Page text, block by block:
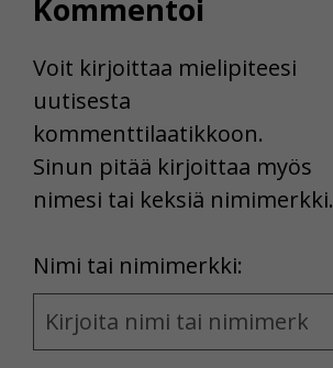
Kommentoi
Voit kirjoittaa mielipiteesi
uutisesta
kommenttilaatikkoon.
Sinun pitää kirjoittaa myös
nimesi tai keksiä nimimerkki.
Nimi tai nimimerkki:
Name
and